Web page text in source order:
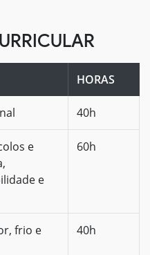
HORAS
40h
e
e
60h
frio e
40h